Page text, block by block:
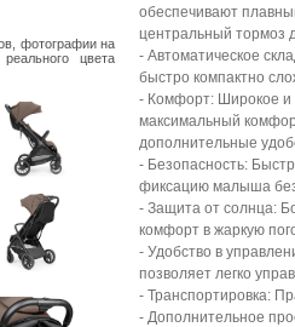
фотографии на
цвета
обеспечивают
центральный тормоз
- Автоматическое
быстро компактно
- Комфорт: Широкое и
максимальный
дополнительные
- Безопасность:
фиксацию малыша
- Защита от солнца:
комфорт в жаркую
- Удобство в
позволяет легко
- Транспортировка:
- Дополнительное